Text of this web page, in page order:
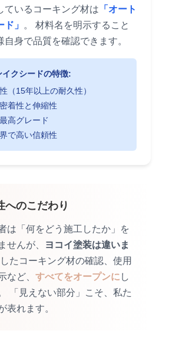
ているコーキング材は 「オート
」 。 材料名を明示すること
自身で品質を確認できます。
イクシードの特徴:
（15年以上の耐久性）
着性と伸縮性
高グレード
で高い信頼性
へのこだわり
は「何をどう施工したか」を
せんが、
ヨコイ塗装は違いま
たコーキング材の確認、使用
など、 すべてをオープンに し
「見えない部分」こそ、私た
表れます。